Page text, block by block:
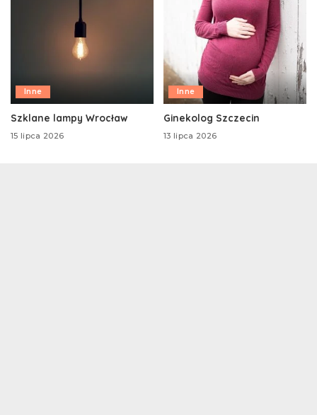
Inne
Szklane lampy Wrocław
15 lipca 2026
Inne
Ginekolog Szczecin
13 lipca 2026